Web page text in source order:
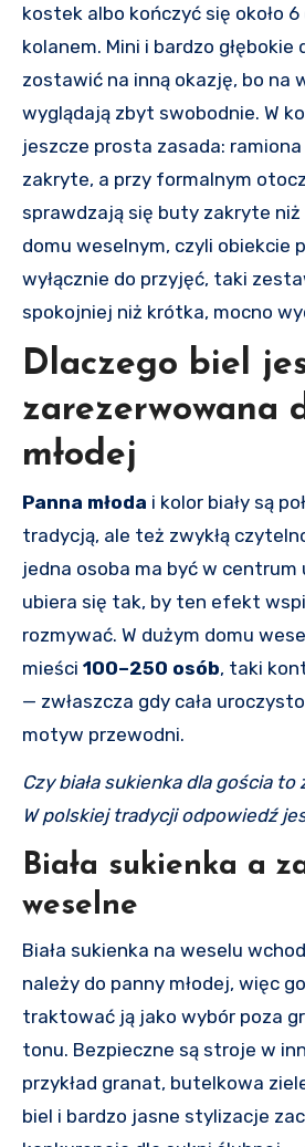
kostek albo kończyć się około
kolanem. Mini i bardzo
zostawić na inną okazję, bo na
wyglądają zbyt swobodnie. W
jeszcze prosta zasada:
zakryte, a przy formalnym
sprawdzają się buty zakryte niż
domu weselnym, czyli obiekcie
wyłącznie do przyjęć, taki
spokojniej niż krótka, mocno
Dlaczego biel
zarezerwowana
młodej
Panna młoda i kolor biały są
tradycją, ale też zwykłą
jedna osoba ma być w centrum
ubiera się tak, by ten efekt
rozmywać. W dużym domu
mieści 100–250 osób, taki
— zwłaszcza gdy cała
motyw przewodni.
Czy biała sukienka dla gościa
W polskiej tradycji odpowiedź
Biała sukienka a
weselne
Biała sukienka na weselu
należy do panny młodej, więc
traktować ją jako wybór poza
tonu. Bezpieczne są stroje w
przykład granat, butelkowa
biel i bardzo jasne stylizacje